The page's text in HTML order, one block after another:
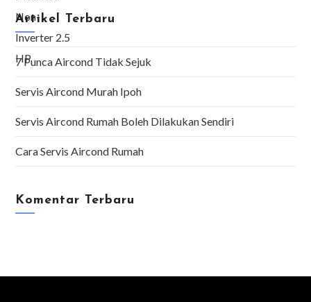
Artikel Terbaru
7 Punca Aircond Tidak Sejuk
Servis Aircond Murah Ipoh
Servis Aircond Rumah Boleh Dilakukan Sendiri
Cara Servis Aircond Rumah
Komentar Terbaru